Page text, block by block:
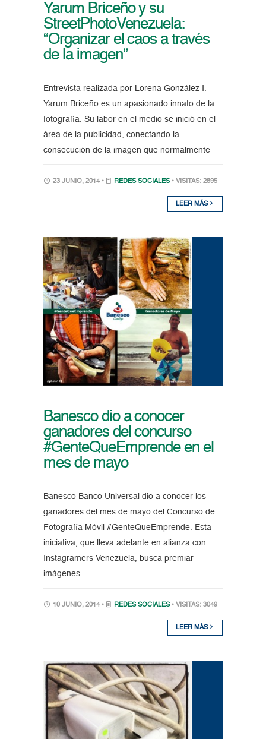
Yarum Briceño y su
StreetPhotoVenezuela:
“Organizar el caos a través
de la imagen”
Entrevista realizada por Lorena González I.
Yarum Briceño es un apasionado innato de la
fotografía. Su labor en el medio se inició en el
área de la publicidad, conectando la
consecución de la imagen que normalmente
23 JUNIO, 2014 • REDES SOCIALES • VISITAS: 2895
LEER MÁS
Banesco dio a conocer
ganadores del concurso
#GenteQueEmprende en el
mes de mayo
Banesco Banco Universal dio a conocer los
ganadores del mes de mayo del Concurso de
Fotografía Móvil #GenteQueEmprende. Esta
iniciativa, que lleva adelante en alianza con
Instagramers Venezuela, busca premiar
imágenes
10 JUNIO, 2014 • REDES SOCIALES • VISITAS: 3049
LEER MÁS